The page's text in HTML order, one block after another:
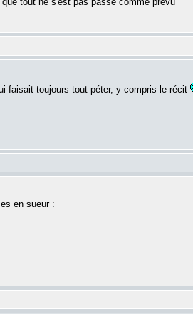
faisait toujours tout péter, y compris le récit
en sueur :